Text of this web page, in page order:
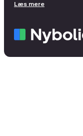
Læs mere